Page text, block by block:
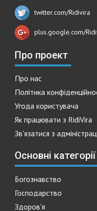
twitter.com/Ridivira
plus.google.com/
Про проект
Про нас
Політика
Угода користувача
Як працювати з RidiVira
Зв'язатися з
Основні категорії
Богознавство
Господарство
Здоров'я